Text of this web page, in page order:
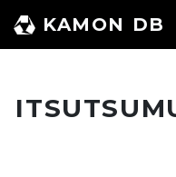
ン
KAMON DB